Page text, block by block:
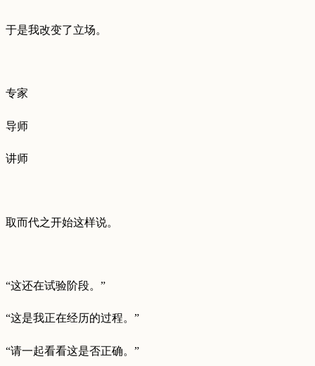
于是我改变了立场。
专家
导师
讲师
取而代之开始这样说。
“这还在试验阶段。”
“这是我正在经历的过程。”
“请一起看看这是否正确。”